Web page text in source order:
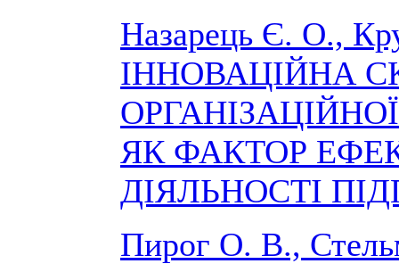
Назарець Є. О.,
ІННОВАЦІЙНА
ЯК ФАКТОР
ДІЯЛЬНОСТІ
Пирог О. В.,